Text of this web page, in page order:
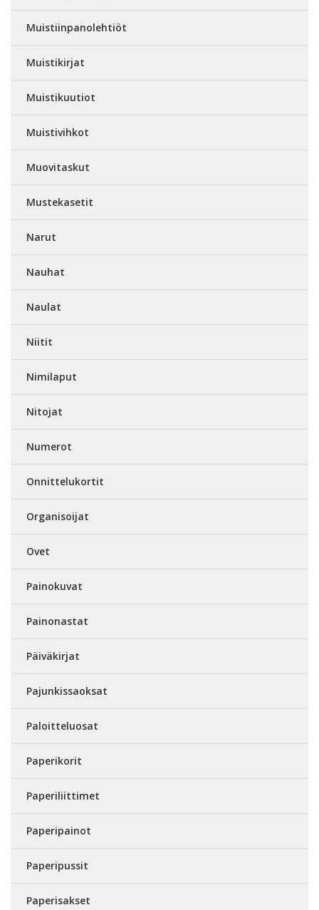
Muistiinpanolehtiöt
Muistikirjat
Muistikuutiot
Muistivihkot
Muovitaskut
Mustekasetit
Narut
Nauhat
Naulat
Niitit
Nimilaput
Nitojat
Numerot
Onnittelukortit
Organisoijat
Ovet
Painokuvat
Painonastat
Päiväkirjat
Pajunkissaoksat
Paloitteluosat
Paperikorit
Paperiliittimet
Paperipainot
Paperipussit
Paperisakset